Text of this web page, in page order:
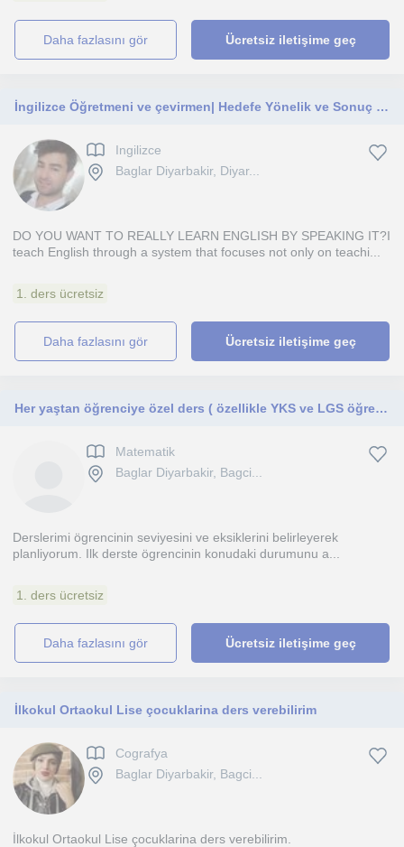
daha fazlasını gör Ücretsiz iletişime geç
İngilizce Öğretmeni ve çevirmen| Hedefe Yönelik ve Sonuç Odaklı Eğitim
Ingilizce
Baglar Diyarbakir, Diyar...
DO YOU WANT TO REALLY LEARN ENGLISH BY SPEAKING IT?I
teach English through a system that focuses not only on teachi...
1. ders ücretsiz
daha fazlasını gör Ücretsiz iletişime geç
Her yaştan öğrenciye özel ders ( özellikle YKS ve LGS öğrencileri)
Matematik
Baglar Diyarbakir, Bagci...
Derslerimi ögrencinin seviyesini ve eksiklerini belirleyerek
planliyorum. Ilk derste ögrencinin konudaki durumunu a...
1. ders ücretsiz
daha fazlasını gör Ücretsiz iletişime geç
İlkokul Ortaokul Lise çocuklarina ders verebilirim
Cografya
Baglar Diyarbakir, Bagci...
İlkokul Ortaokul Lise çocuklarina ders verebilirim.